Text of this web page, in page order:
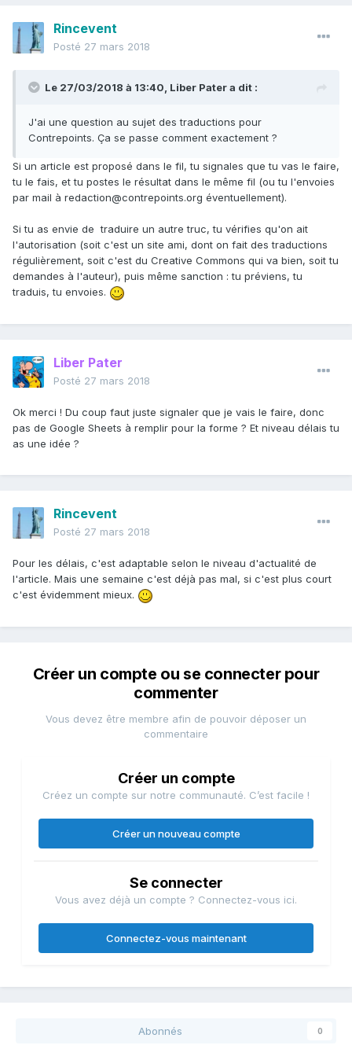
Rincevent
Posté 27 mars 2018
Le 27/03/2018 à 13:40, Liber Patera dit :
J'ai une question au sujet des traductions pour
Contrepoints. Ça se passe comment exactement ?
Si un article est proposé dans le fil, tu signales que tu vas le faire,
tu le fais, et tu postes le résultat dans le même fil (ou tu l'envoies
par mail à redaction@contrepoints.org éventuellement).
Si tu as envie de traduire un autre truc, tu vérifies qu'on ait
l'autorisation (soit c'est un site ami, dont on fait des traductions
régulièrement, soit c'est du Creative Commons qui va bien, soit tu
demandes à l'auteur), puis même sanction : tu préviens, tu
traduis, tu envoies.
Liber Pater
Posté 27 mars 2018
Ok merci ! Du coup faut juste signaler que je vais le faire, donc
pas de Google Sheets à remplir pour la forme ? Et niveau délais tu
as une idée ?
Rincevent
Posté 27 mars 2018
Pour les délais, c'est adaptable selon le niveau d'actualité de
l'article. Mais une semaine c'est déjà pas mal, si c'est plus court
c'est évidemment mieux.
Créer un compte ou se connecter pour
commenter
Vous devez être membre afin de pouvoir déposer un
commentaire
Créer un compte
Créez un compte sur notre communauté. C’est facile !
Créer un nouveau compte
Se connecter
Vous avez déjà un compte ? Connectez-vous ici.
Connectez-vous maintenant
Abonnés 0